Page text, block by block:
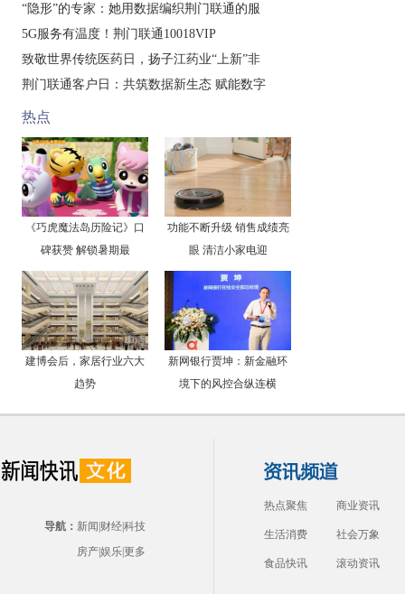
“隐形”的专家：她用数据编织荆门联通的服
5G服务有温度！荆门联通10018VIP
致敬世界传统医药日，扬子江药业“上新”非
荆门联通客户日：共筑数据新生态 赋能数字
热点
《巧虎魔法岛历险记》口
碑获赞 解锁暑期最
功能不断升级 销售成绩亮
眼 清洁小家电迎
建博会后，家居行业六大
趋势
新网银行贾坤：新金融环
境下的风控合纵连横
导航： 新闻 财经科技
房产娱乐更多
热点聚焦 商业资讯
生活消费 社会万象
食品快讯 滚动资讯